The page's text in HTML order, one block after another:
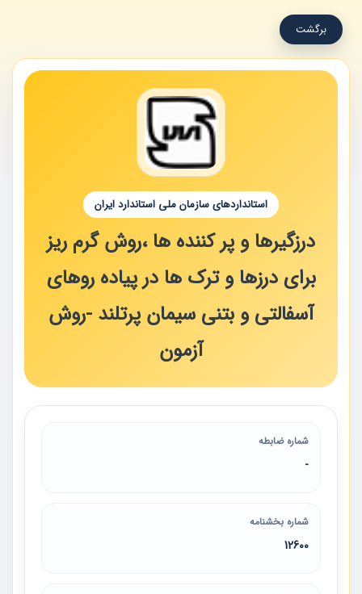
برگشت
استانداردهای سازمان ملی استاندارد ایران
درزگیرها و پر کننده ها ،روش گرم ریز
برای درزها و ترک ها در پیاده روهای
آسفالتی و بتنی سیمان پرتلند -روش
آزمون
شماره ضابطه
-
شماره بخشنامه
12600